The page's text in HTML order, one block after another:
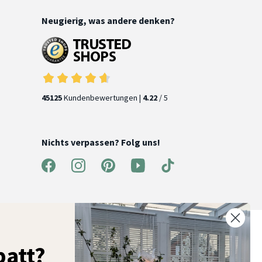
Neugierig, was andere denken?
45125Kundenbewertungen | 4.22 / 5
Nichts verpassen? Folg uns!
Rabatt auf deine erste Bestellung
dich für unseren Newsletter an und entdecke neue